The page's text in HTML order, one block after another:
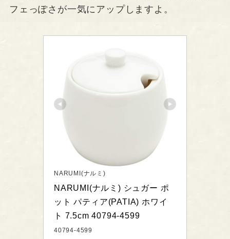
フェっぽさが一気にアップしますよ。
NARUMI(ナルミ)
NARUMI(ナルミ) シュガー ポ
ット パティア(PATIA) ホワイ
ト 7.5cm 40794-4599
40794-4599